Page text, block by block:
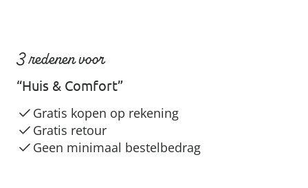
3 redenen voor
“Huis & Comfort”
Gratis kopen op rekening
Gratis retour
Geen minimaal bestelbedrag